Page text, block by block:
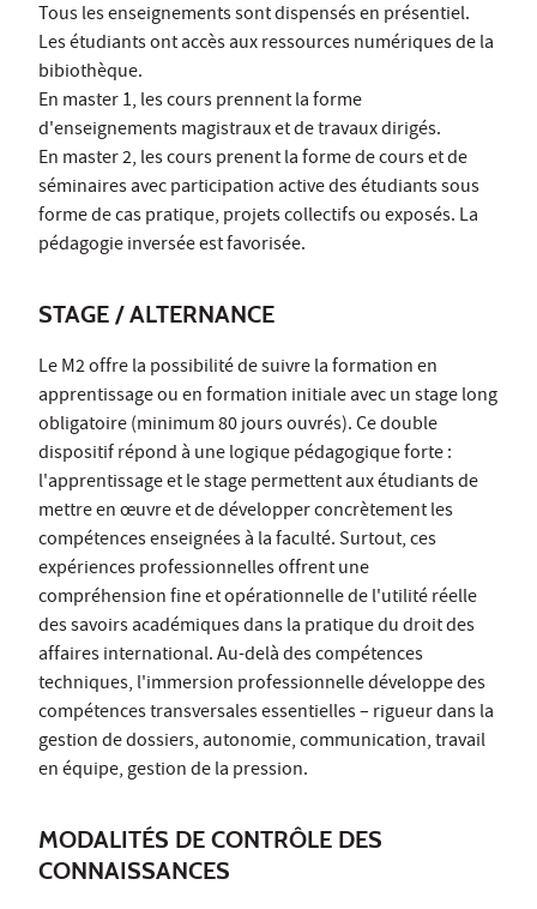
Tous les enseignements sont dispensés en présentiel.
Les étudiants ont accès aux ressources numériques de la
bibiothèque.
En master 1, les cours prennent la forme
d'enseignements magistraux et de travaux dirigés.
En master 2, les cours prenent la forme de cours et de
séminaires avec participation active des étudiants sous
forme de cas pratique, projets collectifs ou exposés. La
pédagogie inversée est favorisée.
STAGE / ALTERNANCE
Le M2 offre la possibilité de suivre la formation en
apprentissage ou en formation initiale avec un stage long
obligatoire (minimum 80 jours ouvrés). Ce double
dispositif répond à une logique pédagogique forte :
l'apprentissage et le stage permettent aux étudiants de
mettre en œuvre et de développer concrètement les
compétences enseignées à la faculté. Surtout, ces
expériences professionnelles offrent une
compréhension fine et opérationnelle de l'utilité réelle
des savoirs académiques dans la pratique du droit des
affaires international. Au-delà des compétences
techniques, l'immersion professionnelle développe des
compétences transversales essentielles – rigueur dans la
gestion de dossiers, autonomie, communication, travail
en équipe, gestion de la pression.
MODALITÉS DE CONTRÔLE DES
CONNAISSANCES